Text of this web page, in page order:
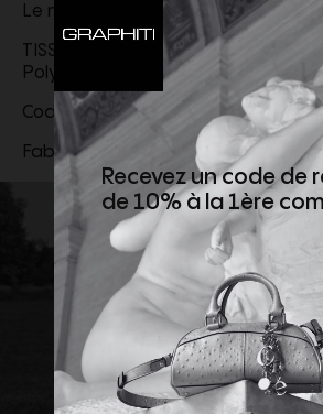
Le mannequin porte une taille L et
TISSU DE BASE: 100% Polyamide;
Polyamide
Code produit :
Fabriqué en Moldavie
Recevez un code de
de 10% à la 1ère